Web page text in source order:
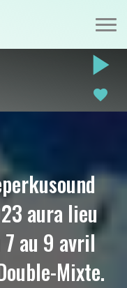
play_arrow
favorite
aura lieu
7 au 9 avril
Mixte.